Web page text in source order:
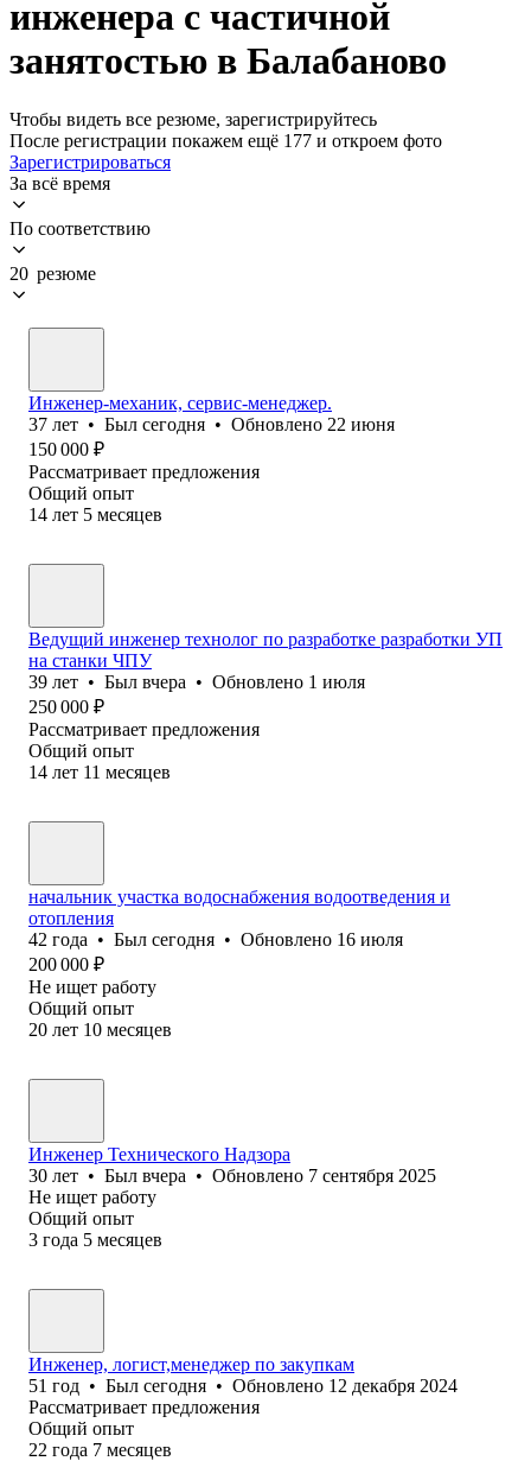
инженера с частичной
занятостью в Балабаново
Чтобы видеть все резюме, зарегистрируйтесь
После регистрации покажем ещё 177 и откроем фото
Зарегистрироваться
За всё время
По соответствию
20 резюме
Инженер-механик, сервис-менеджер.
37 лет • Был сегодня • Обновлено 22 июня
150 000 ₽
Рассматривает предложения
Общий опыт
14 лет 5 месяцев
Ведущий инженер технолог по разработке разработки УП
на станки ЧПУ
39 лет • Был вчера • Обновлено 1 июля
250 000 ₽
Рассматривает предложения
Общий опыт
14 лет 11 месяцев
начальник участка водоснабжения водоотведения и
отопления
42 года • Был сегодня • Обновлено 16 июля
200 000 ₽
Не ищет работу
Общий опыт
20 лет 10 месяцев
Инженер Технического Надзора
30 лет • Был вчера • Обновлено 7 сентября 2025
Не ищет работу
Общий опыт
3 года 5 месяцев
Инженер, логист,менеджер по закупкам
51 год • Был сегодня • Обновлено 12 декабря 2024
Рассматривает предложения
Общий опыт
22 года 7 месяцев